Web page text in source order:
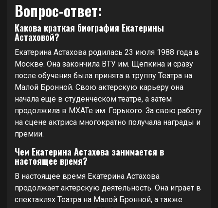
Вопрос-ответ:
Какова краткая биография Екатерины
Астаховой?
Екатерина Астахова родилась 23 июля 1988 года в
Москве. Она закончила ВТУ им. Щепкина и сразу
после обучения была принята в труппу Театра на
Малой Бронной. Свою актерскую карьеру она
начала ещё в студенческом театре, а затем
продолжила в МХАТе им. Горького. За свою работу
на сцене актриса многократно получала награды и
премии.
Чем Екатерина Астахова занимается в
настоящее время?
В настоящее время Екатерина Астахова
продолжает актерскую деятельность. Она играет в
спектаклях Театра на Малой Бронной, а также